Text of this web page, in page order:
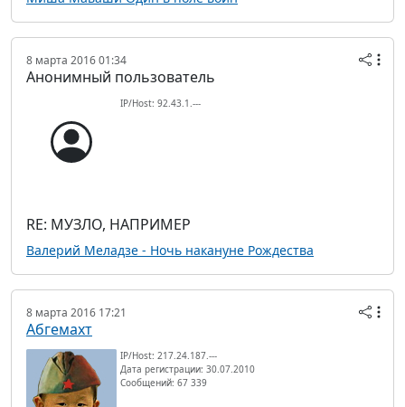
8 марта 2016 01:34
Анонимный пользователь
IP/Host: 92.43.1.---
RE: МУЗЛО, НАПРИМЕР
Валерий Меладзе - Ночь накануне Рождества
8 марта 2016 17:21
Абгемахт
IP/Host: 217.24.187.---
Дата регистрации: 30.07.2010
Сообщений: 67 339